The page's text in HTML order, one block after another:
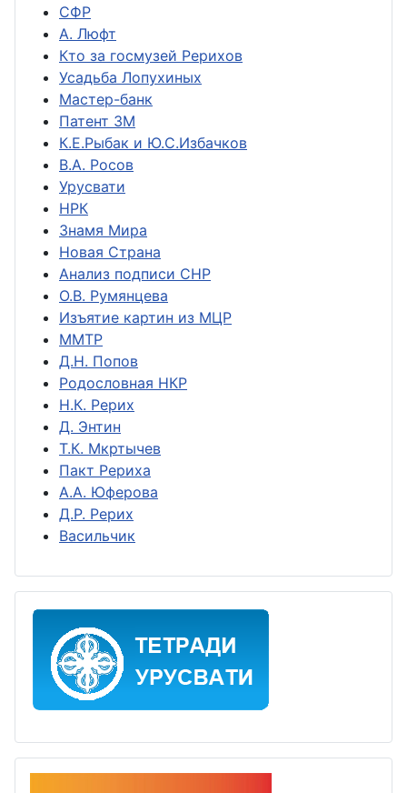
СФР
А. Люфт
Кто за госмузей Рерихов
Усадьба Лопухиных
Мастер-банк
Патент ЗМ
К.Е.Рыбак и Ю.С.Избачков
В.А. Росов
Урусвати
НРК
Знамя Мира
Новая Страна
Анализ подписи СНР
О.В. Румянцева
Изъятие картин из МЦР
ММТР
Д.Н. Попов
Родословная НКР
Н.К. Рерих
Д. Энтин
Т.К. Мкртычев
Пакт Рериха
А.А. Юферова
Д.Р. Рерих
Васильчик